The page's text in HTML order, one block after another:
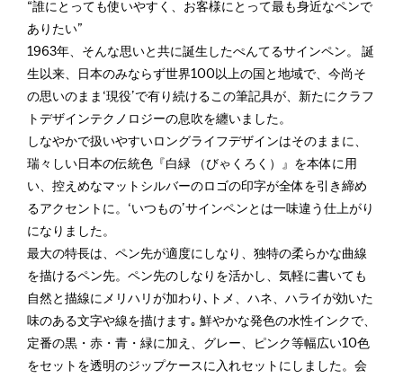
“誰にとっても使いやすく、お客様にとって最も身近なペンで
ありたい”
1963年、そんな思いと共に誕生したぺんてるサインペン。 誕
生以来、日本のみならず世界100以上の国と地域で、今尚そ
の思いのまま‘現役’で有り続けるこの筆記具が、新たにクラフ
トデザインテクノロジーの息吹を纏いました。
しなやかで扱いやすいロングライフデザインはそのままに、
瑞々しい日本の伝統色『白緑 （びゃくろく）』を本体に用
い、控えめなマットシルバーのロゴの印字が全体を引き締め
るアクセントに。‘いつもの’サインペンとは一味違う仕上がり
になりました。
最大の特長は、ペン先が適度にしなり、独特の柔らかな曲線
を描けるペン先。ペン先のしなりを活かし、気軽に書いても
自然と描線にメリハリが加わり､トメ、ハネ、ハライが効いた
味のある文字や線を描けます｡ 鮮やかな発色の水性インクで、
定番の黒・赤・青・緑に加え、グレー、ピンク等幅広い10色
をセットを透明のジップケースに入れセットにしました。会